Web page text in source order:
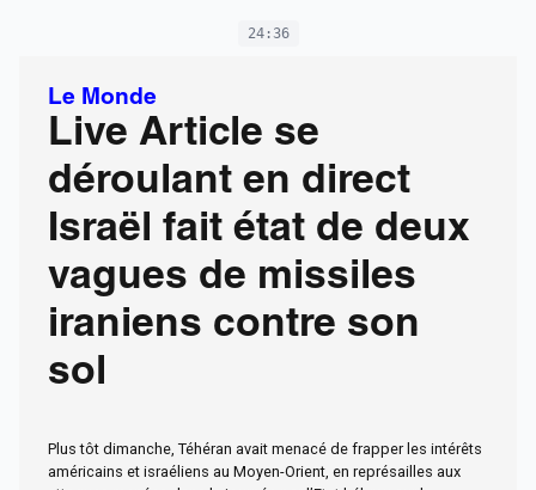
24:36
Le Monde
Live Article se
déroulant en direct
Israël fait état de deux
vagues de missiles
iraniens contre son
sol
Plus tôt dimanche, Téhéran avait menacé de frapper les intérêts
américains et israéliens au Moyen-Orient, en représailles aux